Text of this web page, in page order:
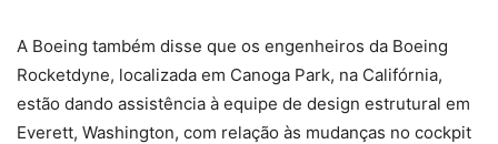
A Boeing também disse que os engenheiros da Boeing
Rocketdyne, localizada em Canoga Park, na Califórnia,
estão dando assistência à equipe de design estrutural em
Everett, Washington, com relação às mudanças no cockpit